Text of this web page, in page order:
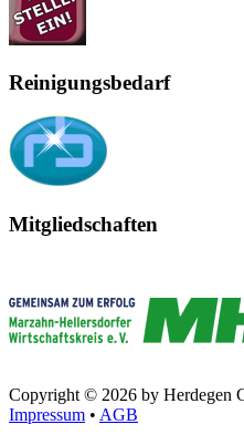
Reinigungsbedarf
Mitgliedschaften
Copyright © 2026 by Herdegen
Impressum • AGB